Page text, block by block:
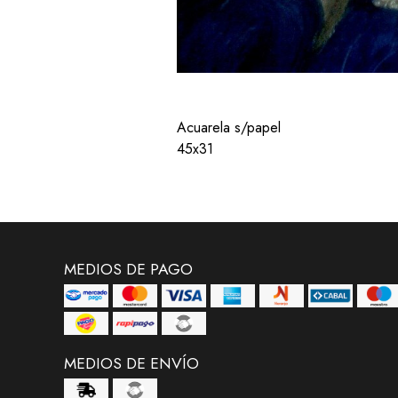
Acuarela s/papel
45x31
MEDIOS DE PAGO
MEDIOS DE ENVÍO